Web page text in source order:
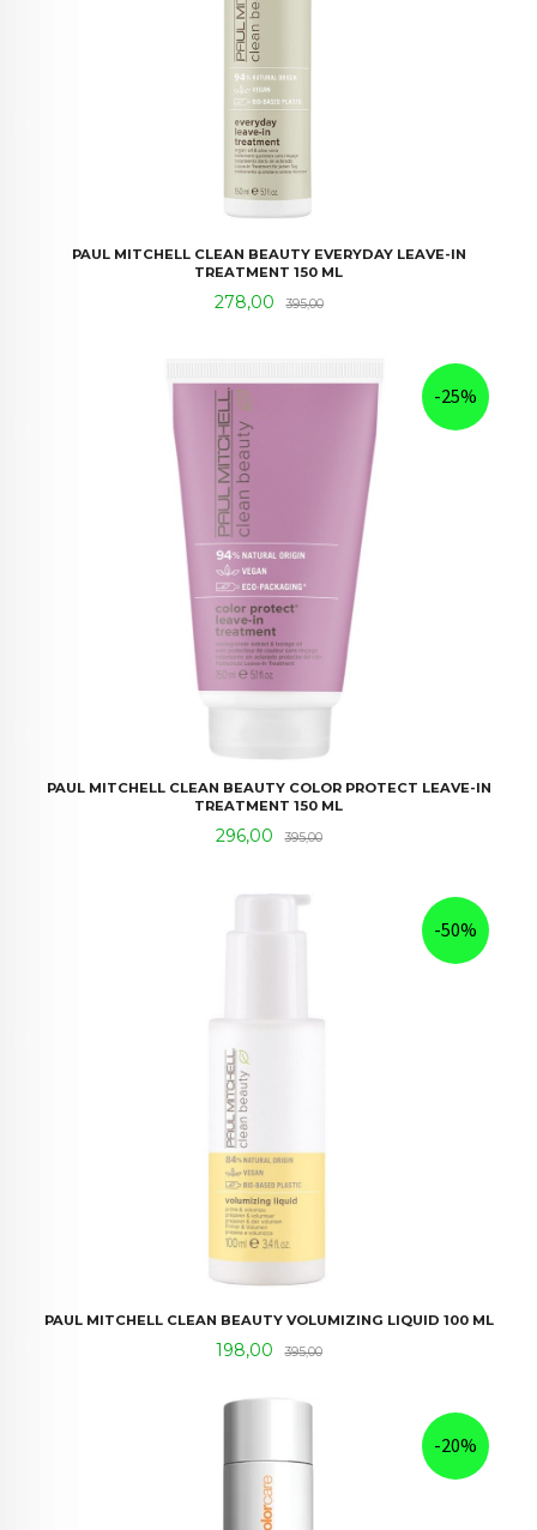
PAUL MITCHELL CLEAN BEAUTY EVERYDAY LEAVE-IN
TREATMENT 150 ML
Tilbud
278,00 395,00Rabatt
PAUL MITCHELL CLEAN BEAUTY COLOR PROTECT LEAVE-IN
TREATMENT 150 ML
Tilbud
296,00 395,00Rabatt
-25%
PAUL MITCHELL CLEAN BEAUTY VOLUMIZING LIQUID 100 ML
Tilbud
198,00 395,00Rabatt
-50%
-20%